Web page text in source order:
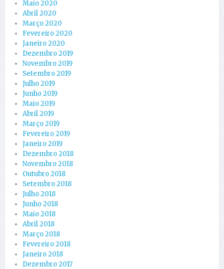
Maio 2020
Abril 2020
Março 2020
Fevereiro 2020
Janeiro 2020
Dezembro 2019
Novembro 2019
Setembro 2019
Julho 2019
Junho 2019
Maio 2019
Abril 2019
Março 2019
Fevereiro 2019
Janeiro 2019
Dezembro 2018
Novembro 2018
Outubro 2018
Setembro 2018
Julho 2018
Junho 2018
Maio 2018
Abril 2018
Março 2018
Fevereiro 2018
Janeiro 2018
Dezembro 2017